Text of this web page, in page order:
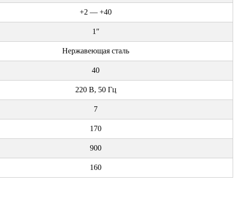
+2 — +40
1″
Нержавеющая сталь
40
220 В, 50 Гц
7
170
900
160